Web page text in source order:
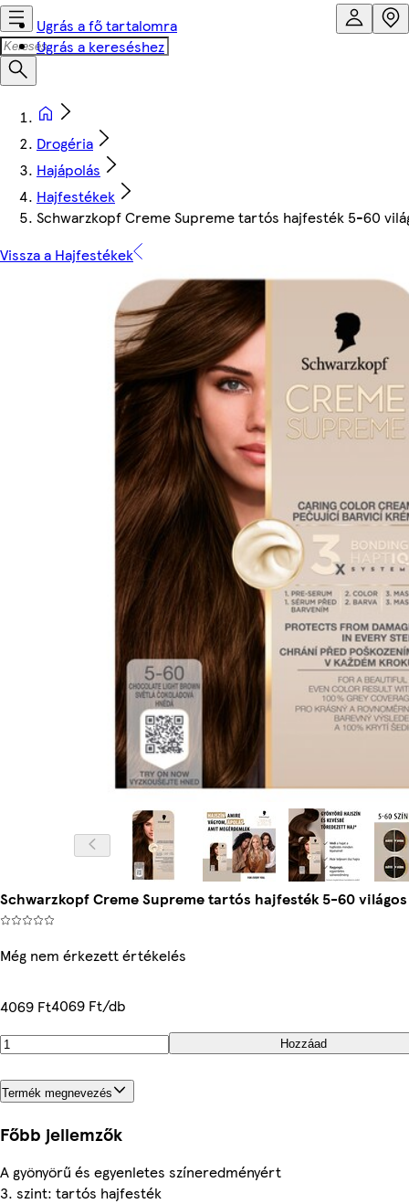
Ugrás a fő tartalomra
Ugrás a kereséshez
Drogéria
Hajápolás
Hajfestékek
Schwarzkopf Creme Supreme tartós hajfesték 5-60
Vissza a Hajfestékek
Schwarzkopf Creme Supreme tartós hajfesték 5-60
Még nem érkezett értékelés
4069 Ft4069 Ft/db
Hozzáad
Termék megnevezés
Főbb jellemzők
A gyönyörű és egyenletes színeredményért
3. szint: tartós hajfesték